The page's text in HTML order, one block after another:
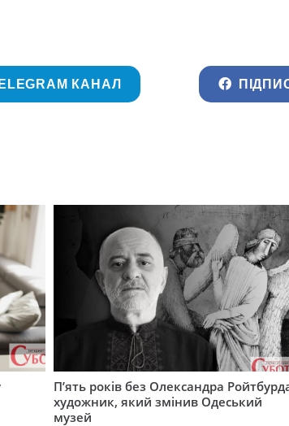
КАНАЛ
П’ять років без Олександра
художник, який змінив Одеський
музей